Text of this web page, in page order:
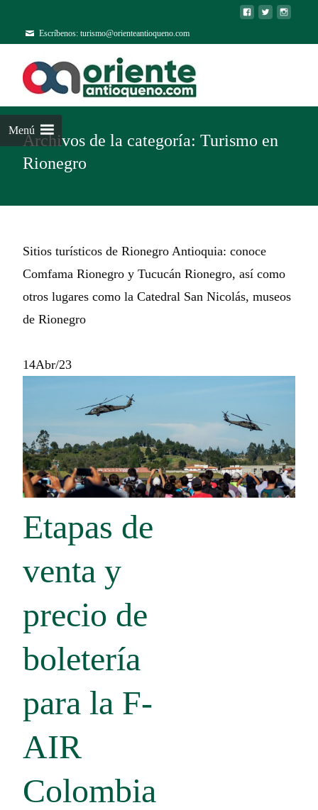
Escríbenos: turismo@orienteantioqueno.com
Menú
Archivos de la categoría: Turismo en
Rionegro
Sitios turísticos de Rionegro Antioquia: conoce
Comfama Rionegro y Tucucán Rionegro, así como
otros lugares como la Catedral San Nicolás, museos
de Rionegro
14Abr/23
Etapas de
venta y
precio de
boletería
para la F-
AIR
Colombia